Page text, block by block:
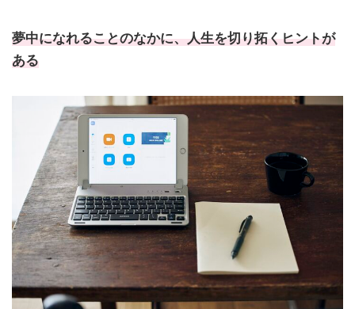
夢中になれることのなかに、人生を切り拓くヒントが
ある